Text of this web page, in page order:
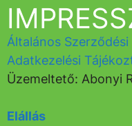
Általános
Adatkezelési
Üzemeltető: Abonyi
Elállás